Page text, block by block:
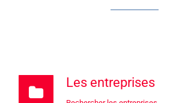
Les entreprises